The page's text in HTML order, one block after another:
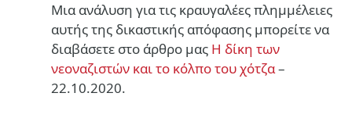
Μια ανάλυση για τις κραυγαλέες πλημμέλειες
αυτής της δικαστικής απόφασης μπορείτε να
διαβάσετε στο άρθρο μας Η δίκη των
νεοναζιστών και το κόλπο του χότζα–
22.10.2020.